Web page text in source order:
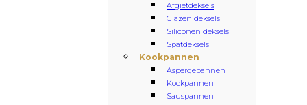
Afgietdeksels
Glazen deksels
Siliconen deksels
Spatdeksels
Kookpannen
Aspergepannen
Kookpannen
Sauspannen